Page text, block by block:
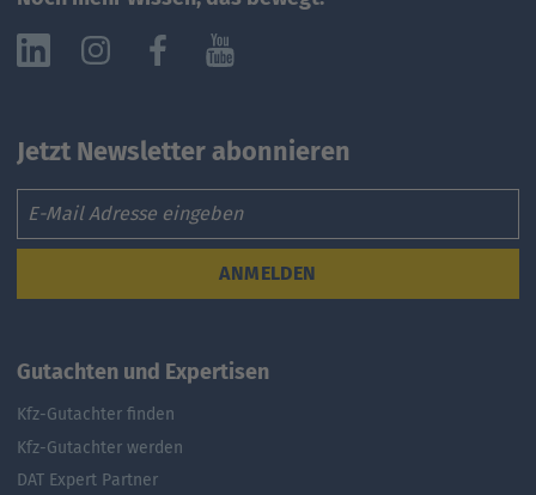
Jetzt Newsletter abonnieren
Email
ANMELDEN
Gutachten und Expertisen
Kfz-Gutachter finden
Kfz-Gutachter werden
DAT Expert Partner